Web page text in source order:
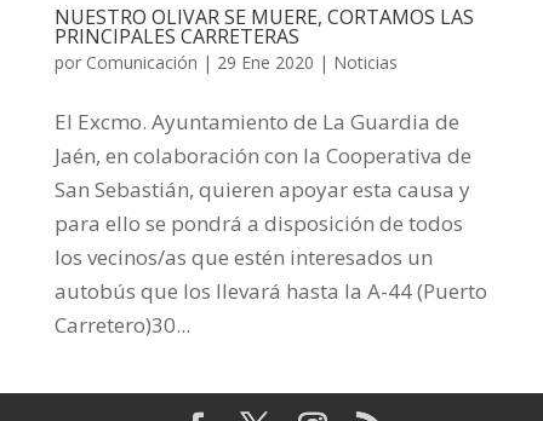
NUESTRO OLIVAR SE MUERE, CORTAMOS LAS
PRINCIPALES CARRETERAS
por Comunicación | 29 Ene 2020 | Noticias
El Excmo. Ayuntamiento de La Guardia de
Jaén, en colaboración con la Cooperativa de
San Sebastián, quieren apoyar esta causa y
para ello se pondrá a disposición de todos
los vecinos/as que estén interesados un
autobús que los llevará hasta la A-44 (Puerto
Carretero)30...